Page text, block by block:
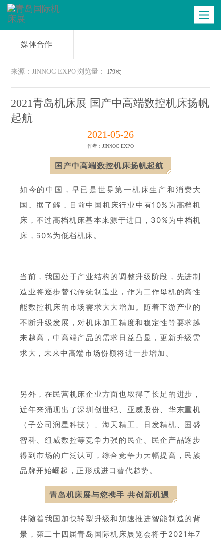
Toggle
商务配对 现场照片
媒体合作
来源：JINNOC EXPO 浏览量： 179次
2021青岛机床展 国产中高端数控机床扬帆
起航
2021-05-26
作者：JINNOC EXPO
国产中高端数控机床扬帆起航
如今的中国，早已是世界第一机床生产和消费大
国。据了解，目前中国机床行业中有10%为高档机
床，不过高档机床基本来源于进口，30%为中档机
床，60%为低档机床。
当前，我国处于产业结构的调整升级阶段，先进制
造业将逐步替代传统制造业，作为工作母机的高性
能数控机床的市场需求大大增加。随着下游产业的
不断升级发展，对机床加工精度和稳定性等要求越
来越高，中高端产品的需求日益凸显，更新升级需
求大，未来中高端市场份额将进一步增加。
另外，在民营机床企业方面也取得了长足的进步，
近年来涌现出了深圳创世纪、亚威股份、华东重机
（子公司润星科技）、海天精工、日发精机、国盛
智科、纽威数控等竞争力强的民企。民企产品逐步
得到市场的广泛认可，综合竞争力大幅提高，民族
品牌开始崛起，正形成进口替代趋势。
青岛机床展与您携手 共创新机遇
伴随着我国加快转型升级和加速推进智能制造的背
景，第二十四届青岛国际机床展览会将于2021年7